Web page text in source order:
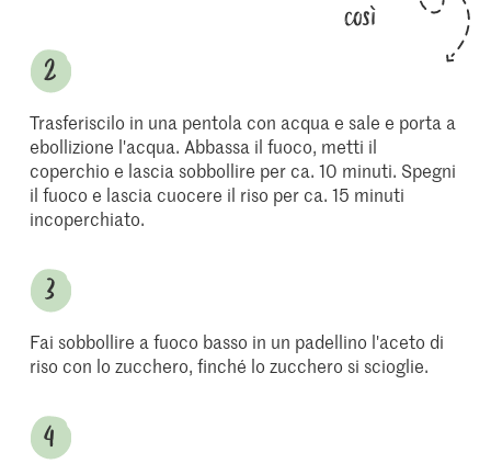
così
Trasferiscilo in una pentola con acqua e sale e porta a
ebollizione l'acqua. Abbassa il fuoco, metti il
coperchio e lascia sobbollire per ca. 10 minuti. Spegni
il fuoco e lascia cuocere il riso per ca. 15 minuti
incoperchiato.
Fai sobbollire a fuoco basso in un padellino l'aceto di
riso con lo zucchero, finché lo zucchero si scioglie.